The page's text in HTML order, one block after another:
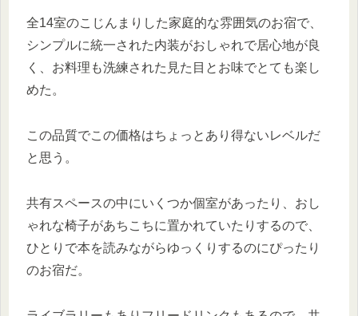
全14室のこじんまりした家庭的な雰囲気のお宿で、
シンプルに統一された内装がおしゃれで居心地が良
く、お料理も洗練された見た目とお味でとても楽し
めた。
この品質でこの価格はちょっとあり得ないレベルだ
と思う。
共有スペースの中にいくつか個室があったり、おし
ゃれな椅子があちこちに置かれていたりするので、
ひとりで本を読みながらゆっくりするのにぴったり
のお宿だ。